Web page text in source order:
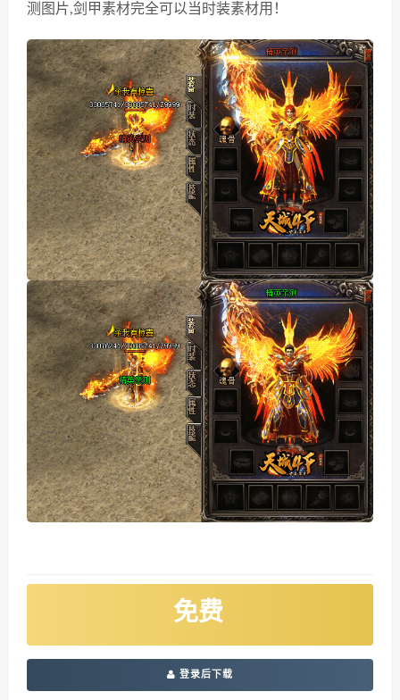
测图片,剑甲素材完全可以当时装素材用！
免费
登录后下载